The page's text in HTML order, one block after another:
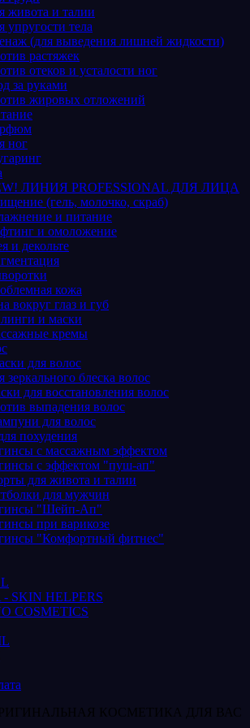
живота и талии
упругости тела
(для выведения лишней жидкости)
растяжек
отеков и усталости ног
за руками
жировых отложений
ног
ЛИНИЯ PROFESSIONAL ДЛЯ ЛИЦА
(гель, молочко, скраб)
и питание
и омоложение
и декольте
кожа
вокруг глаз и губ
и маски
кремы
для волос
зеркального блеска волос
для восстановления волос
выпадения волос
для волос
похудения
с массажным эффектом
с эффектом "пуш-ап"
для живота и талии
для мужчин
"Шейп-Ап"
при варикозе
"Комфортный фитнес"
SKIN HELPERS
COSMETICS